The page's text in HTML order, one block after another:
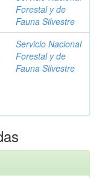
Forestal y de
Fauna Silvestre
Servicio Nacional
Forestal y de
Fauna Silvestre